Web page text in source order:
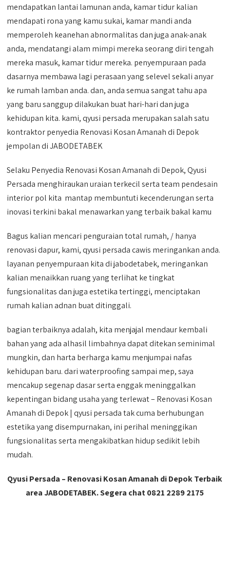
mendapatkan lantai lamunan anda, kamar tidur kalian
mendapati rona yang kamu sukai, kamar mandi anda
memperoleh keanehan abnormalitas dan juga anak-anak
anda, mendatangi alam mimpi mereka seorang diri tengah
mereka masuk, kamar tidur mereka. penyempuraan pada
dasarnya membawa lagi perasaan yang selevel sekali anyar
ke rumah lamban anda. dan, anda semua sangat tahu apa
yang baru sanggup dilakukan buat hari-hari dan juga
kehidupan kita. kami, qyusi persada merupakan salah satu
kontraktor penyedia Renovasi Kosan Amanah di Depok
jempolan di JABODETABEK
Selaku Penyedia Renovasi Kosan Amanah di Depok, Qyusi
Persada menghiraukan uraian terkecil serta team pendesain
interior pol kita mantap membuntuti kecenderungan serta
inovasi terkini bakal menawarkan yang terbaik bakal kamu
Bagus kalian mencari penguraian total rumah, / hanya
renovasi dapur, kami, qyusi persada cawis meringankan anda.
layanan penyempuraan kita di jabodetabek, meringankan
kalian menaikkan ruang yang terlihat ke tingkat
fungsionalitas dan juga estetika tertinggi, menciptakan
rumah kalian adnan buat ditinggali.
bagian terbaiknya adalah, kita menjajal mendaur kembali
bahan yang ada alhasil limbahnya dapat ditekan seminimal
mungkin, dan harta berharga kamu menjumpai nafas
kehidupan baru. dari waterproofing sampai mep, saya
mencakup segenap dasar serta enggak meninggalkan
kepentingan bidang usaha yang terlewat – Renovasi Kosan
Amanah di Depok | qyusi persada tak cuma berhubungan
estetika yang disempurnakan, ini perihal meninggikan
fungsionalitas serta mengakibatkan hidup sedikit lebih
mudah.
Qyusi Persada – Renovasi Kosan Amanah di Depok Terbaik
area JABODETABEK. Segera chat 0821 2289 2175